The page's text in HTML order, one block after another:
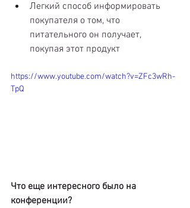
Легкий способ информировать
покупателя о том, что
питательного он получает,
покупая этот продукт
https://www.youtube.com/watch?v=ZFc3wRh-
TpQ
Что еще интересного было на
конференции?